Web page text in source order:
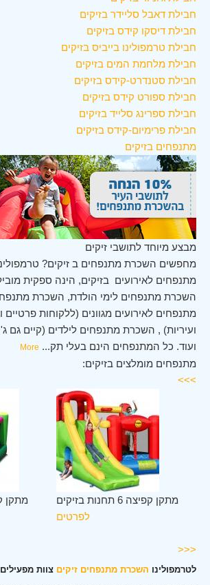
חבילת דאבל סליידר בזיקים
חבילת דיסקו קידס בזיקים
חבילת טרמפולינו בייביס בזיקים
חבילת מלחמת המים בזיקים
חבילת סטנדרט-קידס בזיקים
חבילת ספורט קידס בזיקים
חבילת ספרינג סלייד בזיקים
חבילת פרימיום-קידס בזיקים
מתנפחים בזיקים
מבצע מיוחד לתושבי זיקים
מחפשים השכרת מתנפחים ב זיקים?
מתנפחים לאירועים בזיקים, הינה ספקית
השכרת מתנפחים לימי הולדת, השכרת
מתנפחים לאירועים מגוונים (ללקוחות פרטיים
ועיריות) , השכרת מתנפחים לילדים (קיים גם
ועוד. כל המתנפחים הינם בעלי תק...
More
מתנפחים מומלצים בזיקים:
>>>
מתקן
מתקן קפיצה 6 תחנות בזיקים
לפרטים
<<<
לטרמפולינו השכרת מתנפחים זיקים צוות